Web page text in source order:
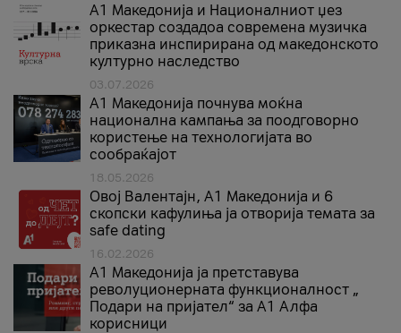
А1 Македонија и Националниот џез
оркестар создадоа современа музичка
приказна инспирирана од македонското
културно наследство
03.07.2026
A1 Македонија почнува моќна
национална кампања за поодговорно
користење на технологијата во
сообраќајот
18.05.2026
Овој Валентајн, A1 Македонија и 6
скопски кафулиња ја отворија темата за
safe dating
16.02.2026
А1 Македонија ја претставува
револуционерната функционалност „
Подари на пријател“ за А1 Алфа
корисници